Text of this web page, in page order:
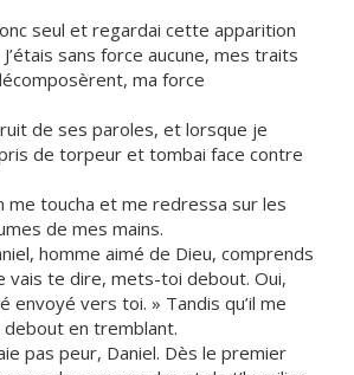
seul et regardai cette apparition
sans force aucune, mes traits
ma force
de ses paroles, et lorsque je
de torpeur et tombai face contre
me toucha et me redressa sur les
de mes mains.
homme aimé de Dieu, comprends
vais te dire, mets-toi debout. Oui,
envoyé vers toi. » Tandis qu’il me
en tremblant.
pas peur, Daniel. Dès le premier